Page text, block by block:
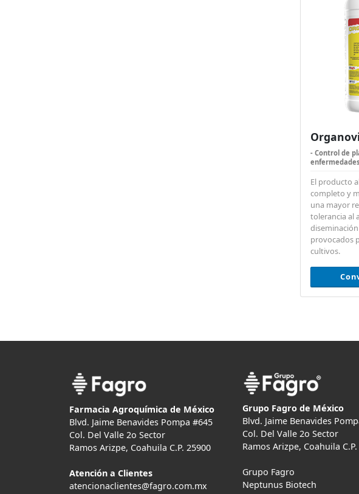
- Control de
enfermedades
El producto
completo y
una mayor
tolerancia al
provocados
cultivos.
Farmacia Agroquímica de México
Blvd. Jaime Benavides Pompa #645
Col. Del Valle 2o Sector
Ramos Arizpe, Coahuila C.P. 25900
Atención a Clientes
atencionaclientes@fagro.com.mx
Grupo Fagro de México
Blvd. Jaime Benavides
Col. Del Valle 2o Sector
Ramos Arizpe, Coahuila
Grupo Fagro
Neptunus Biotech